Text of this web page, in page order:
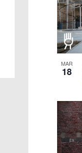
MAR
18